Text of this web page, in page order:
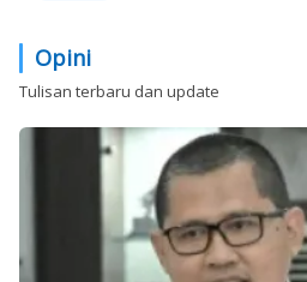
Opini
Tulisan terbaru dan update